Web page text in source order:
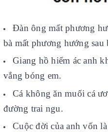
Đàn ông mất phương
bà mất phương hướng sau
Giang hồ hiểm ác anh
vắng bóng em.
Cá không ăn muối cá
đường trai ngu.
Cuộc đời của anh vốn